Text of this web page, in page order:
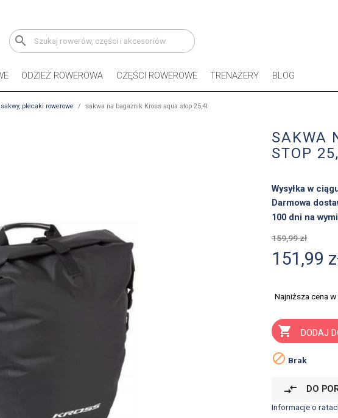
search
ODZIEŻ ROWEROWA CZĘŚCI ROWEROWE TRENAŻERY BLOG
sakwy, plecaki rowerowe sakwa na bagażnik Kross aqua stop 25,4l
SAKWA
STOP
Wysyłka w
Darmowa
100 dni na
159,99 zł
151,99
Najniższa cena
 DODAJ
 Brak
compare_arrows DO
Informacje o